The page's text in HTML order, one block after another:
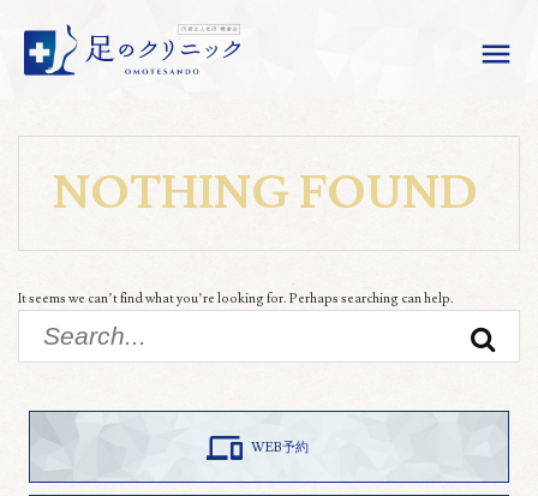
NOTHING FOUND
It seems we can’t find what you’re looking for. Perhaps searching can help.
 WEB予約
